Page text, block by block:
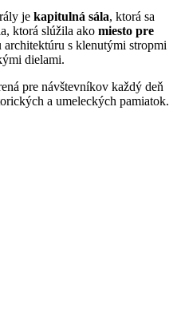
je kapitulná sála, ktorá sa
ktorá slúžila ako miesto pre
architektúru s klenutými stropmi
dielami.
pre návštevníkov každý deň
a umeleckých pamiatok.